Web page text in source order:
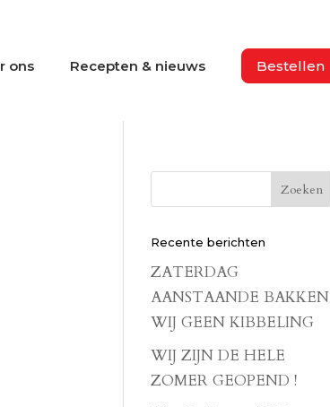
ons Recepten & nieuws Bestellen
Recente berichten
ZATERDAG
AANSTAANDE BAKKEN
WIJ GEEN KIBBELING
WIJ ZIJN DE HELE
ZOMER GEOPEND !